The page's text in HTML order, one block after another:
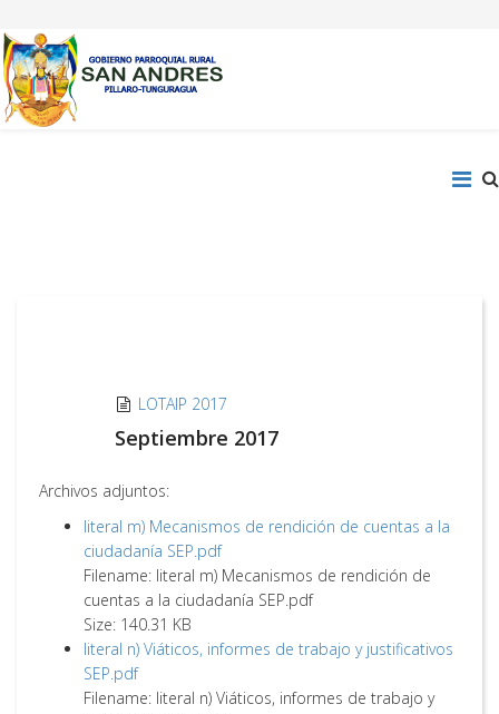
LOTAIP 2017
Septiembre 2017
Archivos adjuntos:
literal m) Mecanismos de rendición de cuentas a la
ciudadanía SEP.pdf
Filename: literal m) Mecanismos de rendición de
cuentas a la ciudadanía SEP.pdf
Size: 140.31 KB
literal n) Viáticos, informes de trabajo y justificativos
SEP.pdf
Filename: literal n) Viáticos, informes de trabajo y